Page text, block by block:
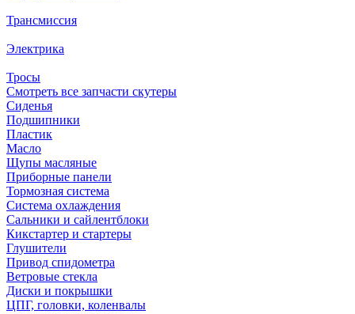
Трансмиссия
Электрика
Тросы
Смотреть все запчасти скутеры
Сиденья
Подшипники
Пластик
Масло
Щупы масляные
Приборные панели
Тормозная система
Система охлаждения
Сальники и сайлентблоки
Кикстартер и стартеры
Глушители
Привод спидометра
Ветровые стекла
Диски и покрышки
ЦПГ, головки, коленвалы